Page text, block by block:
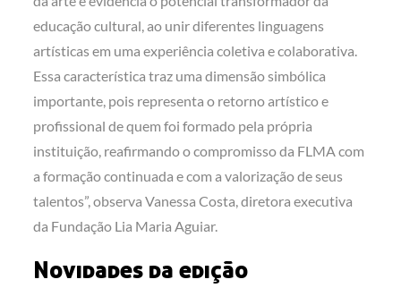
educação cultural, ao unir diferentes linguagens
artísticas em uma experiência coletiva e colaborativa.
Essa característica traz uma dimensão simbólica
importante, pois representa o retorno artístico e
profissional de quem foi formado pela própria
instituição, reafirmando o compromisso da FLMA com
a formação continuada e com a valorização de seus
talentos”, observa Vanessa Costa, diretora executiva
da Fundação Lia Maria Aguiar.
Novidades da edição